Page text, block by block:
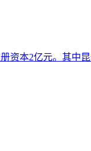
资本2亿元。其